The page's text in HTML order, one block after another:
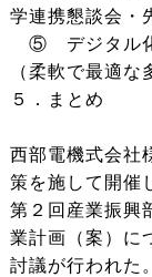
学連携懇談会・
⑤ デジタル化
（柔軟で最適な
５．まとめ
西部電機式会社
策を施して開催
第２回産業振興
業計画（案）に
討議が行われた